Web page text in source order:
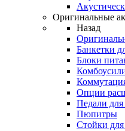
Оригинальные
Назад
Банкетки
Блоки
Опции
Педали
Пюпитры
Стойки